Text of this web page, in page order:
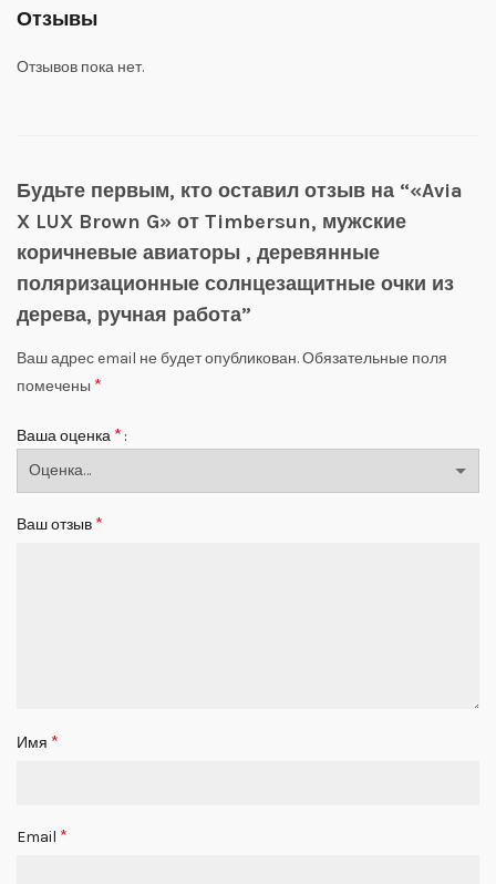
Отзывы
Отзывов пока нет.
Будьте первым, кто оставил отзыв на “«Avia
X LUX Brown G» от Timbersun, мужские
коричневые авиаторы , деревянные
поляризационные солнцезащитные очки из
дерева, ручная работа”
Ваш адрес email не будет опубликован.Обязательные поля
помечены *
Ваша оценка *
Ваш отзыв *
Имя *
Email *